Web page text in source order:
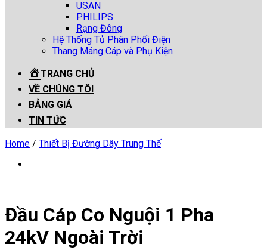
USAN
PHILIPS
Rạng Đông
Hệ Thống Tủ Phân Phối Điện
Thang Máng Cáp và Phụ Kiện
TRANG CHỦ
VỀ CHÚNG TÔI
BẢNG GIÁ
TIN TỨC
Home / Thiết Bị Đường Dây Trung Thế
Đầu Cáp Co Nguội 1 Pha
24kV Ngoài Trời